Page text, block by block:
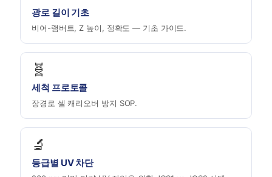
광로 길이 기초
비어-램버트, Z 높이, 정확도 — 기초 가이드.
🧬
세척 프로토콜
장경로 셀 캐리오버 방지 SOP.
🔬
등급별 UV 차단